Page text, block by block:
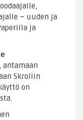
– uuden ja
ja
Skrollin
on